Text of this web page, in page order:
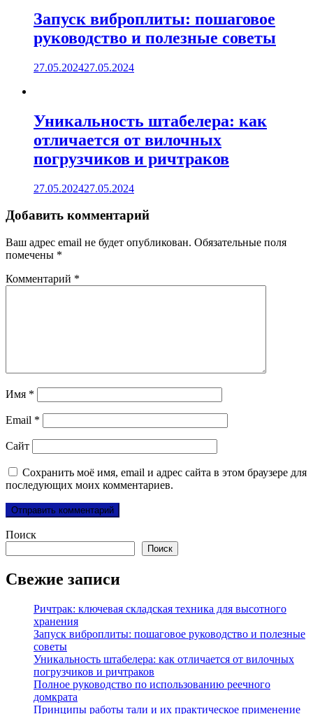
Запуск виброплиты: пошаговое
руководство и полезные советы
27.05.202427.05.2024
Уникальность штабелера: как
отличается от вилочных
погрузчиков и ричтраков
27.05.202427.05.2024
Добавить комментарий
Ваш адрес email не будет опубликован. Обязательные поля
помечены *
Комментарий *
Имя *
Email *
Сайт
Сохранить моё имя, email и адрес сайта в этом браузере для
последующих моих комментариев.
Поиск
Поиск
Свежие записи
Ричтрак: ключевая складская техника для высотного
хранения
Запуск виброплиты: пошаговое руководство и полезные
советы
Уникальность штабелера: как отличается от вилочных
погрузчиков и ричтраков
Полное руководство по использованию реечного
домкрата
Принципы работы тали и их практическое применение